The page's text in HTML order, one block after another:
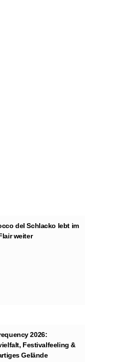
del Schlacko lebt im
weiter
2026:
Festivalfeeling &
Gelände